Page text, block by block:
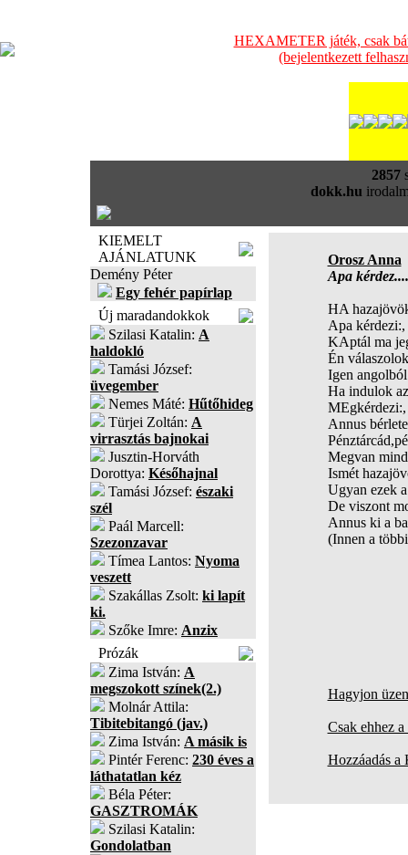
HEXAMETER játék, csak
(bejelentkezett
2857
dokk.hu
KIEMELT
AJÁNLATUNK
Demény Péter
Egy fehér papírlap
Új maradandokkok
Szilasi Katalin: A
haldokló
Tamási József:
üvegember
Nemes Máté: Hűtőhideg
Türjei Zoltán: A
virrasztás bajnokai
Jusztin-Horváth
Dorottya: Későhajnal
Tamási József: északi
szél
Paál Marcell:
Szezonzavar
Tímea Lantos: Nyoma
veszett
Szakállas Zsolt: ki lapít
ki.
Szőke Imre: Anzix
Prózák
Zima István: A
megszokott színek(2.)
Molnár Attila:
Tibitebitangó (jav.)
Zima István: A másik is
Pintér Ferenc: 230 éves a
láthatatlan kéz
Béla Péter:
GASZTROMÁK
Szilasi Katalin:
Gondolatban
Orosz Anna
Apa kérdez....
HA
Apa kérdezi:,
KAptál ma
Én
Igen
Ha indulok
MEgkérdezi:,
Annus
Megvan
Ismét
Ugyan ezek
De viszont
Annus ki a
(Innen a
Hagyjon
Csak ehhez
Hozzáadás